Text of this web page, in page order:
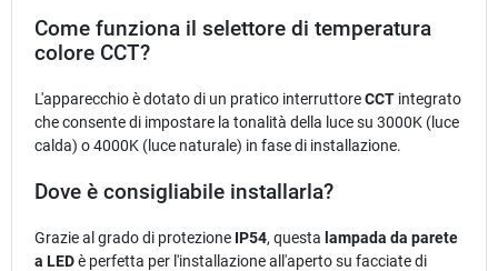
Come funziona il selettore di temperatura
colore CCT?
L'apparecchio è dotato di un pratico interruttoreCCT integrato
che consente di impostare la tonalità della luce su 3000K (luce
calda) o 4000K (luce naturale) in fase di installazione.
Dove è consigliabile installarla?
Grazie al grado di protezione IP54, questa lampada da parete
a LEDè perfetta per l'installazione all'aperto su facciate di